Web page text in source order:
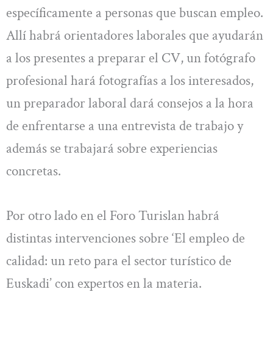
específicamente a personas que buscan empleo.
Allí habrá orientadores laborales que ayudarán
a los presentes a preparar el CV, un fotógrafo
profesional hará fotografías a los interesados,
un preparador laboral dará consejos a la hora
de enfrentarse a una entrevista de trabajo y
además se trabajará sobre experiencias
concretas.
Por otro lado en el Foro Turislan habrá
distintas intervenciones sobre ‘El empleo de
calidad: un reto para el sector turístico de
Euskadi’ con expertos en la materia.